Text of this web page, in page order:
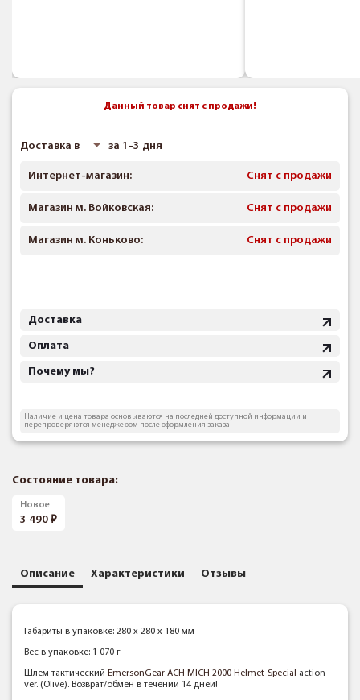
Данный товар снят с продажи!
Доставка в за 1-3 дня
Интернет-магазин: Снят с продажи
Магазин м. Войковская: Снят с продажи
Магазин м. Коньково: Снят с продажи
Доставка
Оплата
Почему мы?
Наличие и цена товара основываются на последней доступной информации и
перепроверяются менеджером после оформления заказа
Состояние товара:
Новое
3 490
Описание Характеристики Отзывы
Габариты в упаковке: 280 x 280 x 180 мм
Вес в упаковке: 1 070 г
Шлем тактический EmersonGear ACH MICH 2000 Helmet-Special
action
ver. (Olive). Возврат/обмен в течении 14 дней!